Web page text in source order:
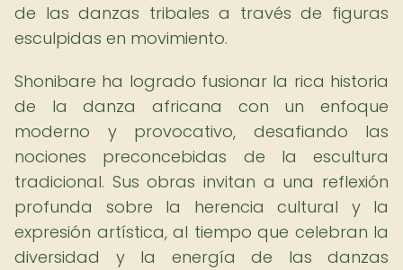
de las danzas tribales a través de figuras
esculpidas en movimiento.
Shonibare ha logrado fusionar la rica historia
de la danza africana con un enfoque
moderno y provocativo, desafiando las
nociones preconcebidas de la escultura
tradicional. Sus obras invitan a una reflexión
profunda sobre la herencia cultural y la
expresión artística, al tiempo que celebran la
diversidad y la energía de las danzas